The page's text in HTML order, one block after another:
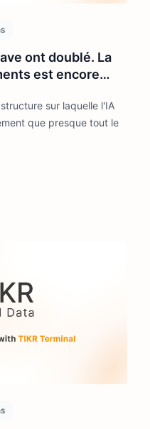
ont doublé. La
est encore
sur laquelle l'IA
que presque tout le